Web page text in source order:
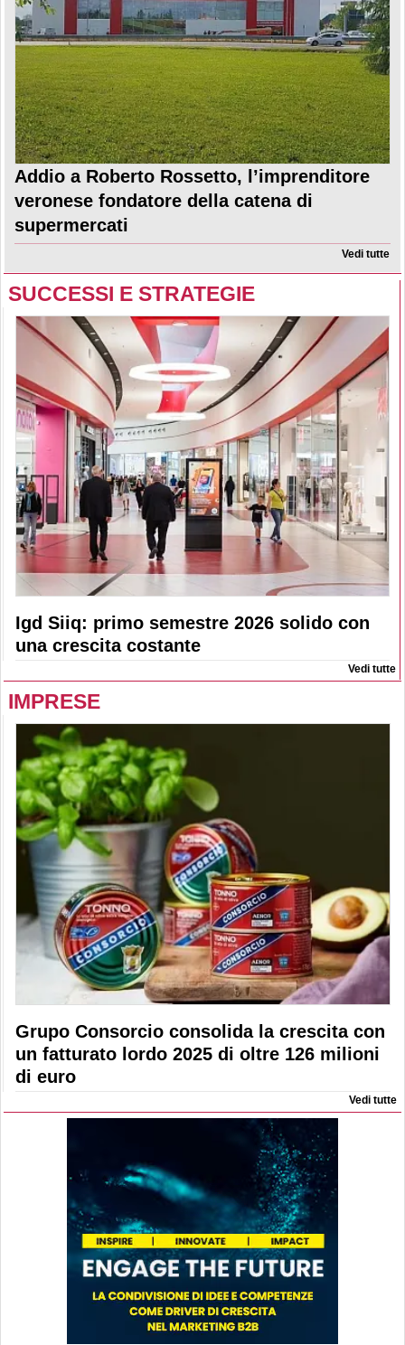
Addio a Roberto Rossetto, l’imprenditore
veronese fondatore della catena di
supermercati
Vedi tutte
SUCCESSI E STRATEGIE
Igd Siiq: primo semestre 2026 solido con
una crescita costante
Vedi tutte
IMPRESE
Grupo Consorcio consolida la crescita con
un fatturato lordo 2025 di oltre 126 milioni
di euro
Vedi tutte